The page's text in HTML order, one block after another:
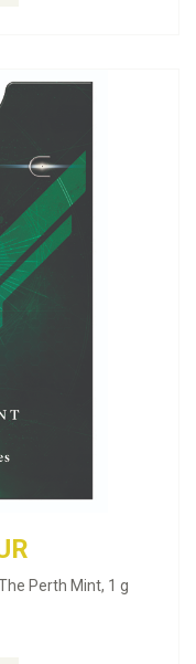
Perth Mint, 1 g